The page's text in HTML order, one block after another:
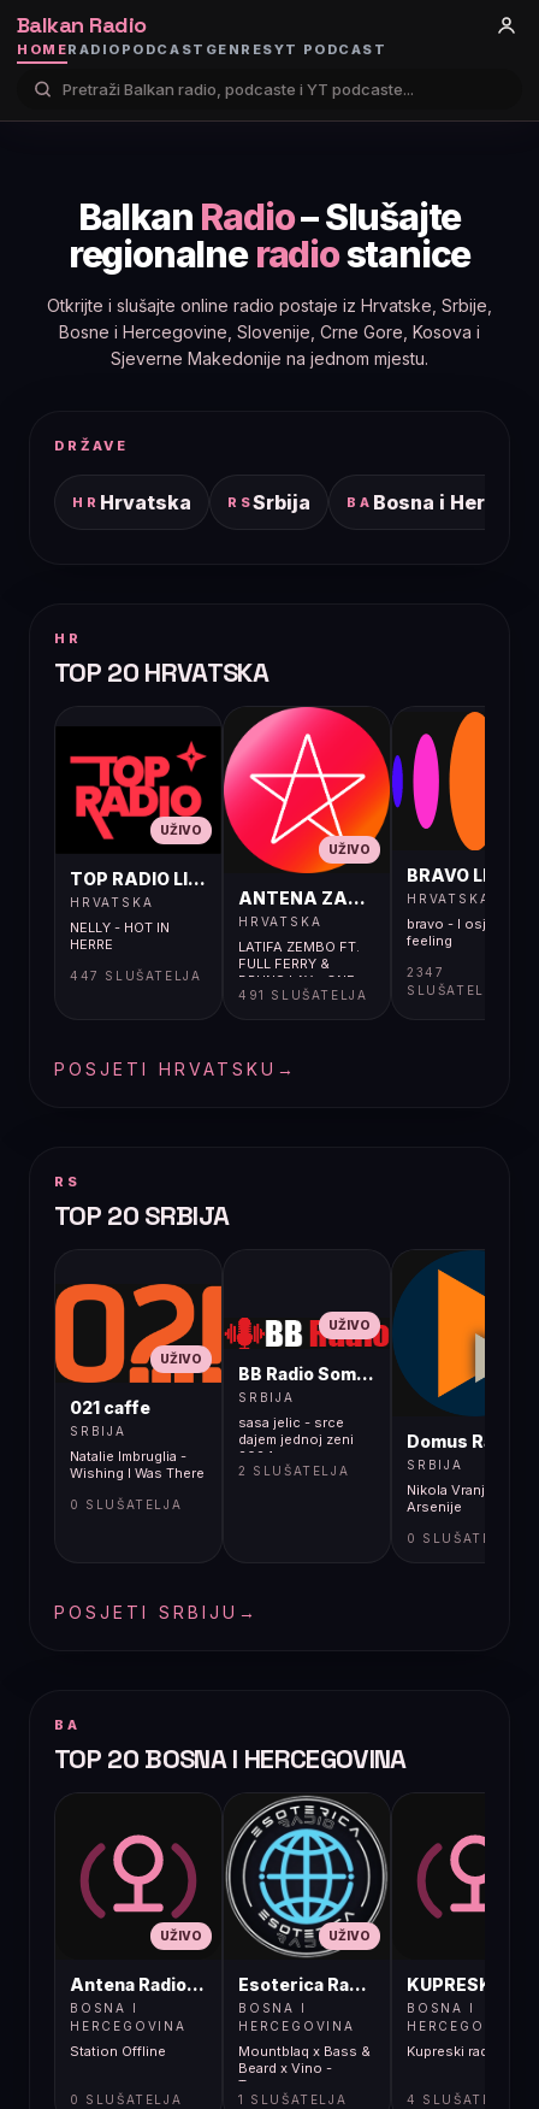
Balkan Radio
HOMERADIO PODCAST GENRESYT PODCAST
Balkan Radio– Slušajte
regionalneradiostanice
Otkrijte i slušajte online radio postaje iz Hrvatske, Srbije,
Bosne i Hercegovine, Slovenije, Crne Gore, Kosova i
Sjeverne Makedonije na jednom mjestu.
DRŽAVE
HR Hrvatska RSSrbija BA Bosna i
HR
TOP 20 HRVATSKA
UŽIVO
TOP RADIO LIVE
HRVATSKA
NELLY - HOT IN
HERRE
447 SLUŠATELJA
UŽIVO
ANTENA ZAGREB LIVE
HRVATSKA
LATIFA ZEMBO FT.
FULL FERRY &
BRUNS LAY - ONE
NIGHT
491 SLUŠATELJA
BRAVO LIVE
HRVATSKA
bravo - I osjećaj i
feeling
2347
SLUŠATELJA
POSJETI HRVATSKU →
RS
TOP 20 SRBIJA
UŽIVO
021 caffe
SRBIJA
Natalie Imbruglia -
Wishing I Was There
0 SLUŠATELJA
UŽIVO
BB Radio Sombor
SRBIJA
sasa jelic - srce
dajem jednoj zeni
2024
2 SLUŠATELJA
Domus Radio
SRBIJA
Nikola Vranjković -
Arsenije
0 SLUŠATELJA
POSJETI SRBIJU →
BA
TOP 20 BOSNA I HERCEGOVINA
UŽIVO
Antena Radio, Jelah Tešanj
BOSNA I
HERCEGOVINA
Station Offline
0 SLUŠATELJA
UŽIVO
Esoterica Radio S1
BOSNA I
HERCEGOVINA
Mountblaq x Bass &
Beard x Vino -
Tarzan
1 SLUŠATELJA
BOSNA I
HERCEGOVINA
Kupreski radio
4 SLUŠATELJA